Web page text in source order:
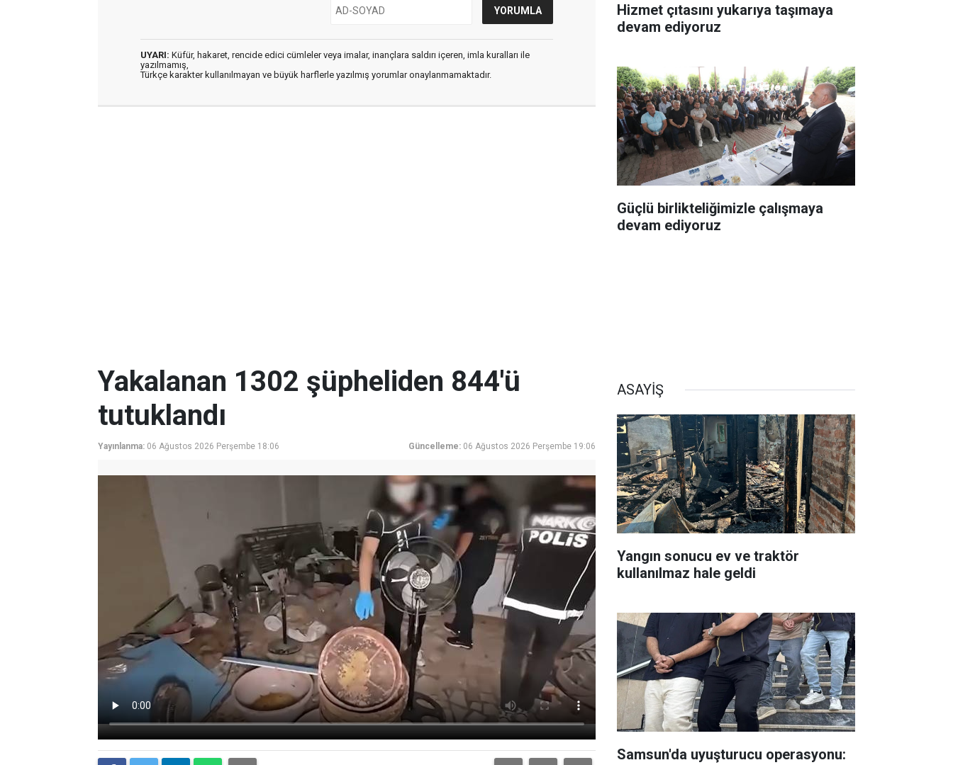
UYARI: Küfür, hakaret, rencide edici cümleler veya imalar, inançlara saldırı içeren, imla kuralları ile
yazılmamış,
Türkçe karakter kullanılmayan ve büyük harflerle yazılmış yorumlar onaylanmamaktadır.
Hizmet çıtasını yukarıya taşımaya
devam ediyoruz
Güçlü birlikteliğimizle çalışmaya
devam ediyoruz
Yakalanan 1302 şüpheliden 844'ü
tutuklandı
Yayınlanma: 06 Ağustos 2026 Perşembe 18:06 Güncelleme: 06 Ağustos 2026 Perşembe 19:06
ASAYİŞ
Yangın sonucu ev ve traktör
kullanılmaz hale geldi
Samsun'da uyuşturucu operasyonu: